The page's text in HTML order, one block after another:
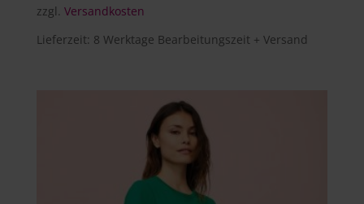
zzgl. Versandkosten
Lieferzeit: 8 Werktage Bearbeitungszeit + Versand